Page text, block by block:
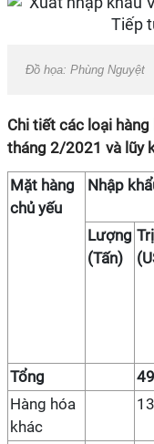
Đồ họa: Phùng Nguyệt
Chi tiết các loại
tháng 2/2021 và lũy
Mặt hàng
chủ yếu
Nhập
Lượng
(Tấn)
Tổng
Hàng hóa
khác